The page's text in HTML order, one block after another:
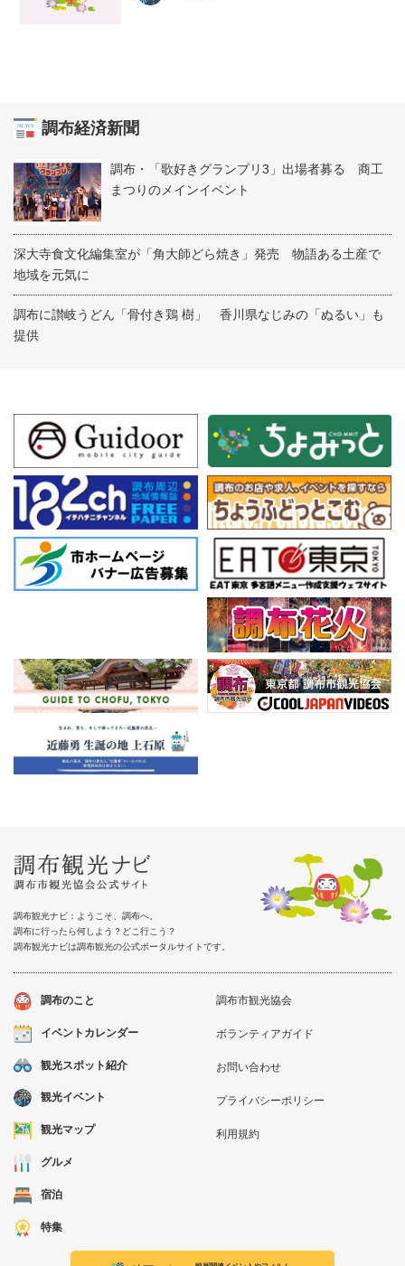
調布経済新聞
調布・「歌好きグランプリ3」出場者募る 商工
まつりのメインイベント
深大寺食文化編集室が「角大師どら焼き」発売 物語ある土産で
地域を元気に
調布に讃岐うどん「骨付き鶏 樹」 香川県なじみの「ぬるい」も
提供
調布観光ナビ：ようこそ、調布へ。
調布に行ったら何しよう？どこ行こう？
調布観光ナビは調布観光の公式ポータルサイトです。
調布のこと
イベントカレンダー
観光スポット紹介
観光イベント
観光マップ
グルメ
宿泊
特集
調布市観光協会
ボランティアガイド
お問い合わせ
プライバシーポリシー
利用規約